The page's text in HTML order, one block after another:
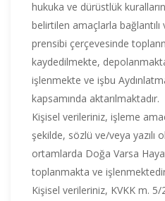
hukuka ve dürüstlük
belirtilen amaçlarla bağlantılı
prensibi çerçevesinde
kaydedilmekte,
işlenmekte ve işbu
kapsamında aktarılmaktadır.
Kişisel verileriniz, işleme
şekilde, sözlü ve/veya yazılı
ortamlarda Doğa Varsa
toplanmakta ve
Kişisel verileriniz, KVKK m. 5/